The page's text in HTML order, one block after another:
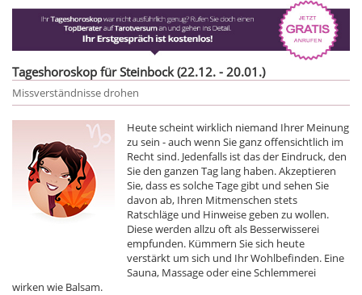
Tageshoroskop für Steinbock (22.12. - 20.01.)
Missverständnisse drohen
Heute scheint wirklich niemand Ihrer Meinung
zu sein - auch wenn Sie ganz offensichtlich im
Recht sind. Jedenfalls ist das der Eindruck, den
Sie den ganzen Tag lang haben. Akzeptieren
Sie, dass es solche Tage gibt und sehen Sie
davon ab, Ihren Mitmenschen stets
Ratschläge und Hinweise geben zu wollen.
Diese werden allzu oft als Besserwisserei
empfunden. Kümmern Sie sich heute
verstärkt um sich und Ihr Wohlbefinden. Eine
Sauna, Massage oder eine Schlemmerei
wirken wie Balsam.